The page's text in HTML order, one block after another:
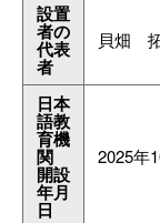
設置
者の
代表
者
貝畑
日本
語教
育機
関
開設
年月
日
2025年